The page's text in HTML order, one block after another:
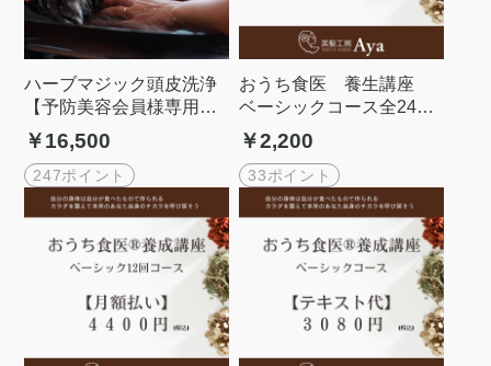
ハーブマジック頭皮洗浄
【予防美容会員様専用】3
回券
￥16,500
247ポイント
おうち食医 養生講座
ベーシックコース全24
回 月額払いチケット
￥2,200
33ポイント